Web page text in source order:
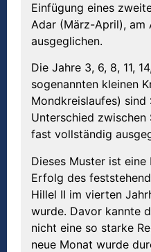
Einfügung eines
Adar (März-April), am
ausgeglichen.
Die Jahre 3, 6, 8, 11,
sogenannten kleinen
Mondkreislaufes) sind
Unterschied zwischen
fast vollständig
Dieses Muster ist eine
Erfolg des
Hillel II im vierten
wurde. Davor kannte
nicht eine so starke
neue Monat wurde